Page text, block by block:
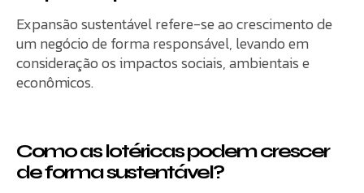
Expansão sustentável refere-se ao crescimento de
um negócio de forma responsável, levando em
consideração os impactos sociais, ambientais e
econômicos.
Como as lotéricas podem crescer
de forma sustentável?